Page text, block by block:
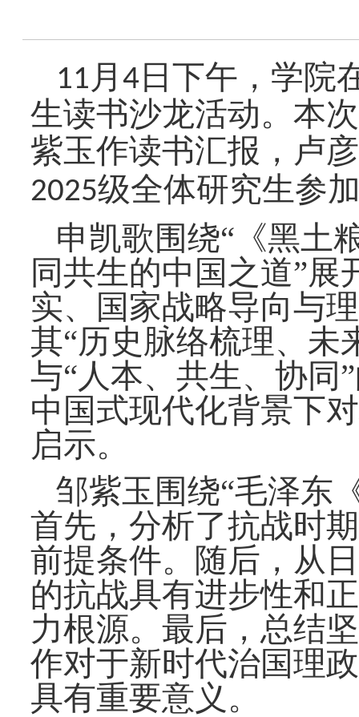
11 月 4 日下午，学院
生读书沙龙活动。本
紫玉作读书汇报，卢
2025级全体研究生参
申凯歌围绕“《黑土
同共生的中国之道”
实、国家战略导向与
其“历史脉络梳理、未
与“人本、共生、协同
中国式现代化背景下
启示。
邹紫玉围绕“毛泽东
首先，分析了抗战时
前提条件。随后，从
的抗战具有进步性和
力根源。最后，总结
作对于新时代治国理
具有重要意义。